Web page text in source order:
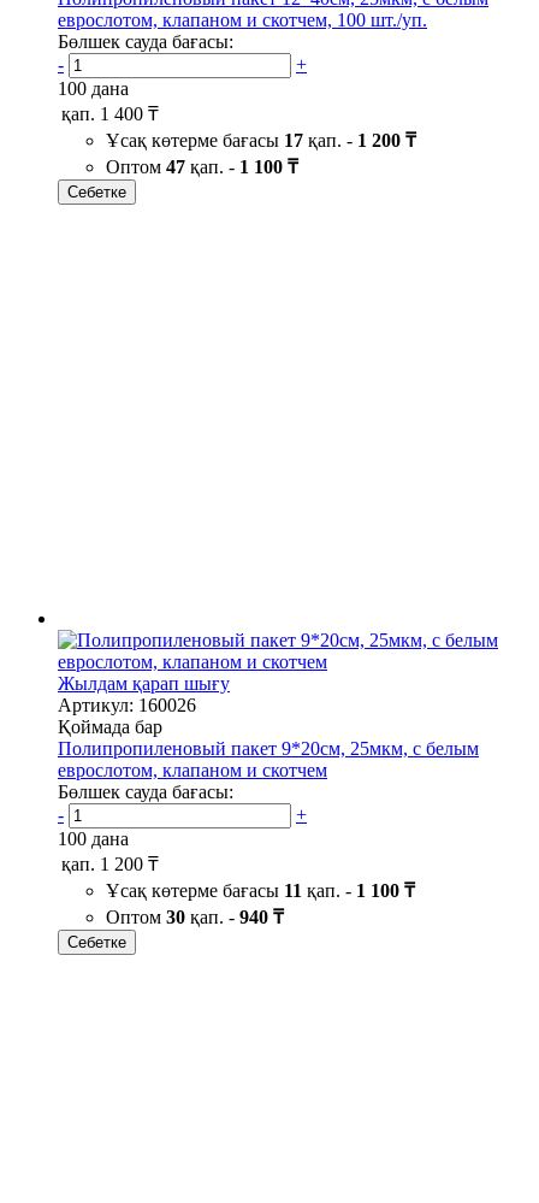
еврослотом, клапаном и скотчем, 100 шт./уп.
Бөлшек сауда бағасы:
-
+
100 дана
қап. 1 400 ₸
Ұсақ көтерме бағасы 17 қап. - 1 200 ₸
Оптом 47 қап. - 1 100 ₸
Себетке
Жылдам қарап шығу
Артикул: 160026
Қоймада бар
Полипропиленовый пакет 9*20см, 25мкм, с белым
еврослотом, клапаном и скотчем
Бөлшек сауда бағасы:
-
+
100 дана
қап. 1 200 ₸
Ұсақ көтерме бағасы 11 қап. - 1 100 ₸
Оптом 30 қап. - 940 ₸
Себетке